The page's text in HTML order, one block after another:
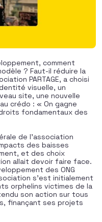
comment
? Faut-il réduire la
PARTAGE, a choisi
visuelle, un
site, une nouvelle
crédo : « On gagne
fondamentaux des
de l’association
des baisses
et des choix
allait devoir faire face.
des ONG
s’est initialement
orphelins victimes de la
son action sur tous
finançant ses projets